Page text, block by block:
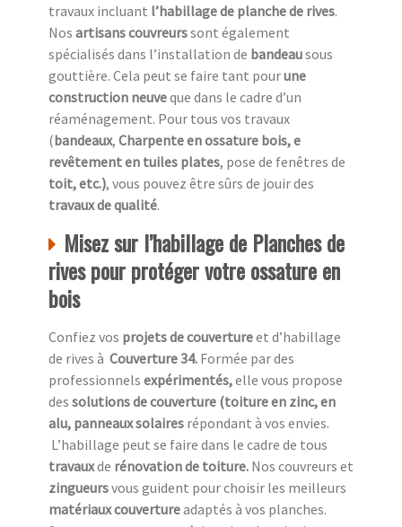
travaux incluant l’habillage de planche de rives.
Nos artisans couvreurssont également
spécialisés dans l’installation de bandeausous
gouttière. Cela peut se faire tant pourune
construction neuveque dans le cadre d’un
réaménagement. Pour tous vos travaux
(bandeaux, Charpente en ossature bois, e
revêtement en tuiles plates, pose de fenêtres de
toit, etc.), vous pouvez être sûrs de jouir des
travaux de qualité.
Misez sur l’habillage de Planches de
rives pour protéger votre ossature en
bois
Confiez vos projets de couvertureet d’habillage
de rives à Couverture 34. Formée par des
professionnels expérimentés,elle vous propose
des solutions de couverture (toiture en zinc, en
alu, panneaux solaires répondant à vos envies.
L’habillage peut se faire dans le cadre de tous
travauxde rénovation de toiture. Nos couvreurs et
zingueursvous guident pour choisir les meilleurs
matériaux couvertureadaptés à vos planches.